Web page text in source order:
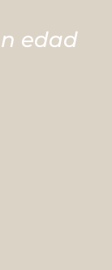
edad